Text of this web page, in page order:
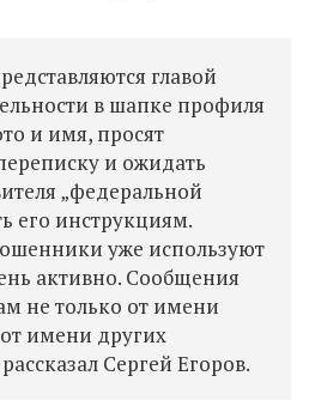
главой
в шапке профиля
и имя, просят
и ожидать
„федеральной
его инструкциям.
уже используют
активно. Сообщения
не только от имени
имени других
Сергей Егоров.